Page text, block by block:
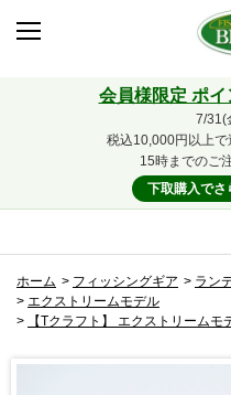
会員様限定 ポイ
7/31(
税込10,000円以上で
15時までのご
下取購入でさ
ホーム > フィッシングギア > ラン
> エクストリームモデル
>
【Tクラフト】 エクストリーム